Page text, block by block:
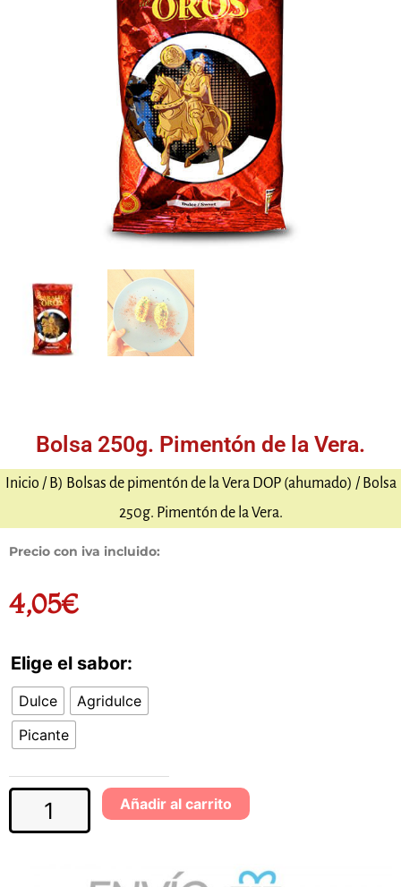
Bolsa 250g. Pimentón de la Vera.
Inicio / B) Bolsas de pimentón de la Vera DOP (ahumado) / Bolsa
250g. Pimentón de la Vera.
Precio con iva incluido:
4,05€
Elige el sabor:
Dulce
Agridulce
Picante
Bolsa
250g.
Pimentón
de
la
Vera.
cantidad
Añadir al carrito